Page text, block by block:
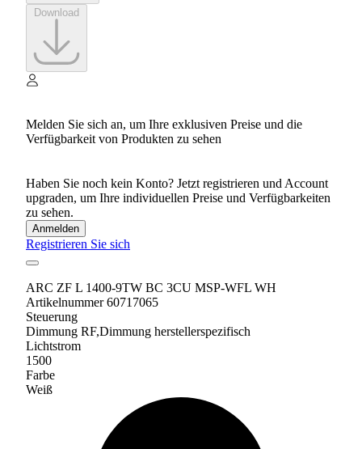
Melden Sie sich an, um Ihre exklusiven Preise und die
Verfügbarkeit von Produkten zu sehen
Haben Sie noch kein Konto? Jetzt registrieren und Account
upgraden, um Ihre individuellen Preise und Verfügbarkeiten
zu sehen.
Anmelden
Registrieren Sie sich
ARC ZF L 1400-9TW BC 3CU MSP-WFL WH
Artikelnummer 60717065
Steuerung
Dimmung RF,Dimmung herstellerspezifisch
Lichtstrom
1500
Farbe
Weiß